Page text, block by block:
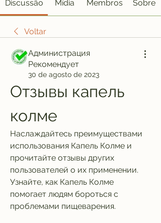
Discussão Mídia Membros Sobre
Voltar
Администрация
Рекомендует
30 de agosto de 2023
Отзывы капель
колме
Наслаждайтесь преимуществами
использования Капель Колме и
прочитайте отзывы других
пользователей о их применении.
Узнайте, как Капель Колме
помогает людям бороться с
проблемами пищеварения.